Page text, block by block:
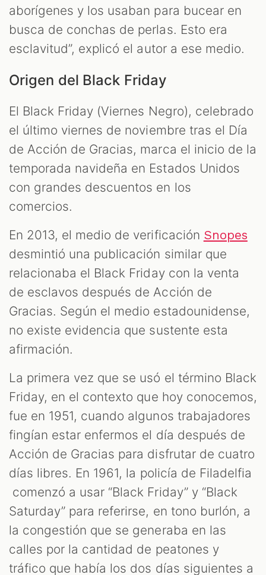
aborígenes y los usaban para bucear en
busca de conchas de perlas. Esto era
esclavitud”, explicó el autor a ese medio.
Origen del Black Friday
El Black Friday (Viernes Negro), celebrado
el último viernes de noviembre tras el Día
de Acción de Gracias, marca el inicio de la
temporada navideña en Estados Unidos
con grandes descuentos en los
comercios.
En 2013, el medio de verificación Snopes
desmintió una publicación similar que
relacionaba el Black Friday con la venta
de esclavos después de Acción de
Gracias. Según el medio estadounidense,
no existe evidencia que sustente esta
afirmación.
La primera vez que se usó el término Black
Friday, en el contexto que hoy conocemos,
fue en 1951, cuando algunos trabajadores
fingían estar enfermos el día después de
Acción de Gracias para disfrutar de cuatro
días libres. En 1961, la policía de Filadelfia
comenzó a usar “Black Friday” y “Black
Saturday” para referirse, en tono burlón, a
la congestión que se generaba en las
calles por la cantidad de peatones y
tráfico que había los dos días siguientes a